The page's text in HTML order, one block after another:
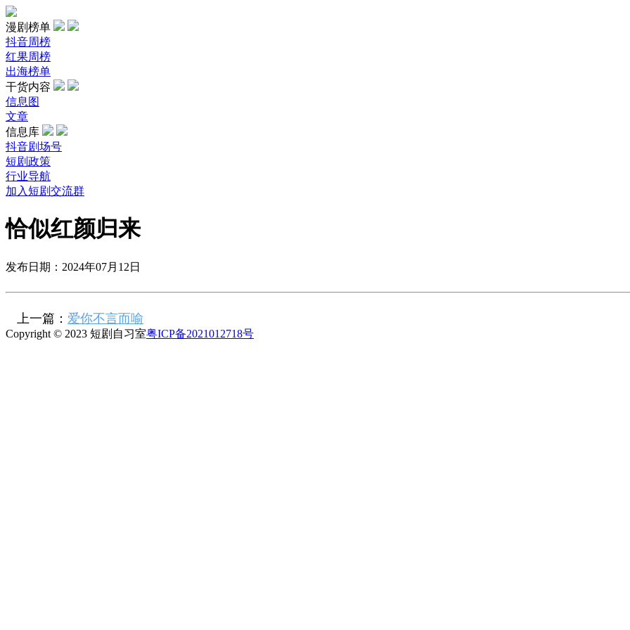
漫剧榜单
抖音周榜
红果周榜
出海榜单
干货内容
信息图
文章
信息库
抖音剧场号
短剧政策
行业导航
加入短剧交流群
恰似红颜归来
发布日期：2024年07月12日
上一篇： 爱你不言而喻
Copyright © 2023 短剧自习室粤ICP备2021012718号